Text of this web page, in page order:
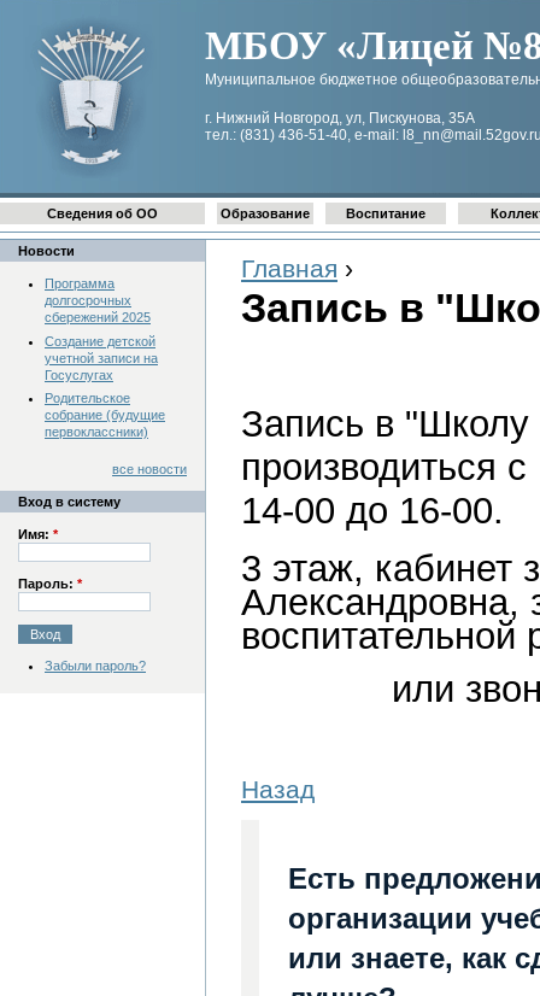
МБОУ «Лицей №8
Муниципальное бюджетное
г. Нижний Новгород, ул, Пискунова, 35А
тел.: (831) 436-51-40, e-mail:
Главная ›
Запись в
Запись в "Школу
производиться
14-00 до 16-00.
3 этаж, кабинет
Александровна,
воспитательной
или
Назад
Есть
организации
или знаете, как
Сведения об ОО Образование Воспитание
Новости
Программа
долгосрочных
сбережений 2025
Создание детской
учетной записи на
Госуслугах
Родительское
собрание (будущие
первоклассники)
все новости
Вход в систему
Имя: *
Пароль: *
Забыли пароль?